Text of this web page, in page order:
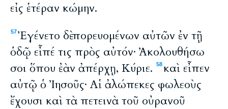
εἰς ἑτέραν κώμην.
57Ἐγένετο δὲ πορευομένων αὐτῶν ἐν τῇ
ὁδῷ εἶπέ τις πρὸς αὐτόν· Ἀκολουθήσω
σοι ὅπου ἐὰν ἀπέρχῃ, Κύριε.
58καὶ εἶπεν
αὐτῷ ὁ Ἰησοῦς· Αἱ ἀλώπεκες φωλεοὺς
ἔχουσι καὶ τὰ πετεινὰ τοῦ οὐρανοῦ